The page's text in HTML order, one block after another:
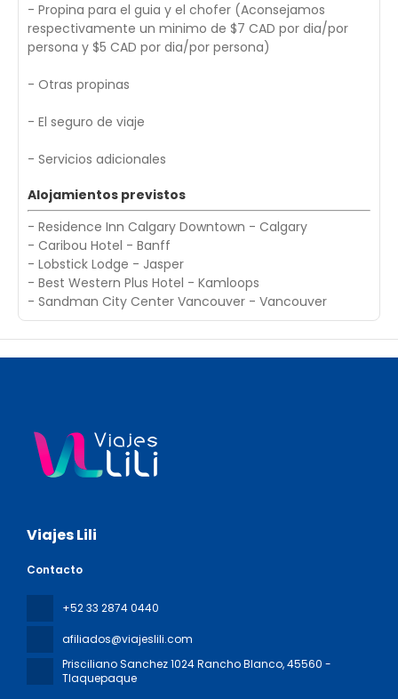
- Propina para el guia y el chofer (Aconsejamos
respectivamente un minimo de $7 CAD por dia/por
persona y $5 CAD por dia/por persona)
- Otras propinas
- El seguro de viaje
- Servicios adicionales
Alojamientos previstos
- Residence Inn Calgary Downtown - Calgary
- Caribou Hotel - Banff
- Lobstick Lodge - Jasper
- Best Western Plus Hotel - Kamloops
- Sandman City Center Vancouver - Vancouver
Viajes Lili
Contacto
+52 33 2874 0440
afiliados@viajeslili.com
Prisciliano Sanchez 1024 Rancho Blanco, 45560 -
Tlaquepaque